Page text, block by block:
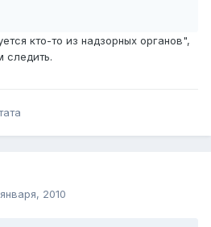
кто-то из надзорных органов",
следить.
2010